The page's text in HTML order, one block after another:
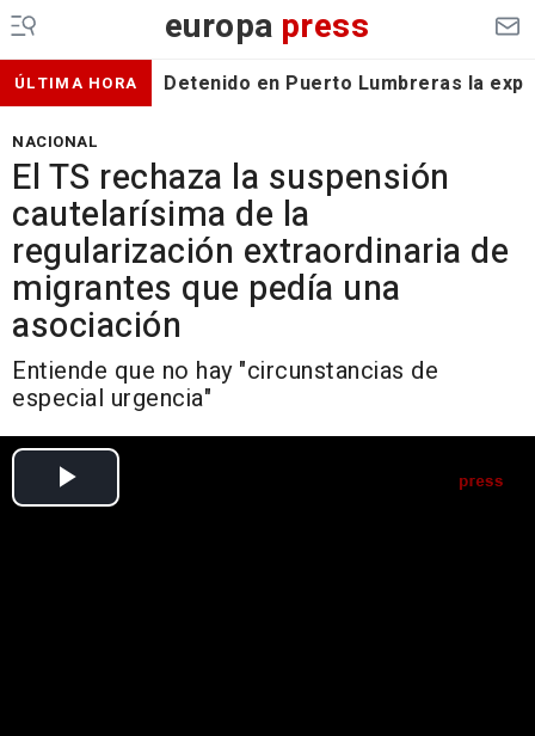
europa press
ÚLTIMA HORA Detenido en Puerto Lumbreras la
NACIONAL
El TS rechaza la suspensión
cautelarísima de la
regularización extraordinaria de
migrantes que pedía una
asociación
Entiende que no hay "circunstancias de
especial urgencia"